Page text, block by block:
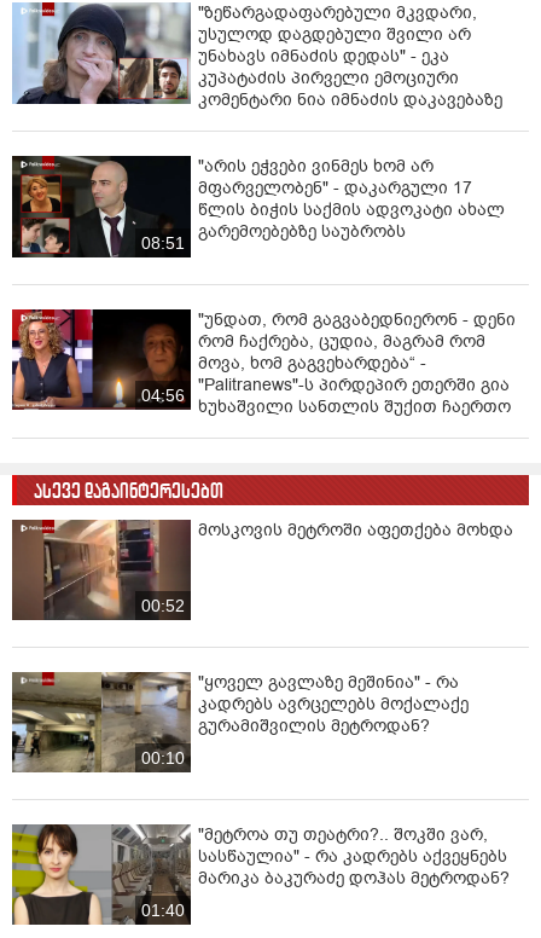
"ზეწარგადაფარებული მკვდარი,
უსულოდ დაგდებული შვილი არ
უნახავს იმნაძის დედას" - ეკა
კუპატაძის პირველი ემოციური
კომენტარი ნია იმნაძის დაკავებაზე
08:51
"არის ეჭვები ვინმეს ხომ არ
მფარველობენ" - დაკარგული 17
წლის ბიჭის საქმის ადვოკატი ახალ
გარემოებებზე საუბრობს
04:56
"უნდათ, რომ გაგვაბედნიერონ - დენი
რომ ჩაქრება, ცუდია, მაგრამ რომ
მოვა, ხომ გაგვეხარდება“ -
"Palitranews"-ს პირდეპირ ეთერში გია
ხუხაშვილი სანთლის შუქით ჩაერთო
ასევე დაგაინტერესებთ
00:52
მოსკოვის მეტროში აფეთქება მოხდა
00:10
"ყოველ გავლაზე მეშინია" - რა
კადრებს ავრცელებს მოქალაქე
გურამიშვილის მეტროდან?
01:40
"მეტროა თუ თეატრი?.. შოკში ვარ,
სასწაულია" - რა კადრებს აქვეყნებს
მარიკა ბაკურაძე დოჰას მეტროდან?